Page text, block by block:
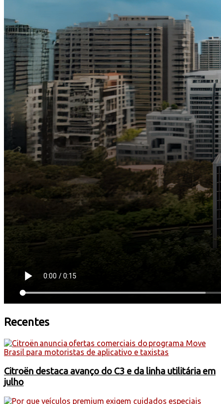
Recentes
Citroën destaca avanço do C3 e da linha utilitária em
julho